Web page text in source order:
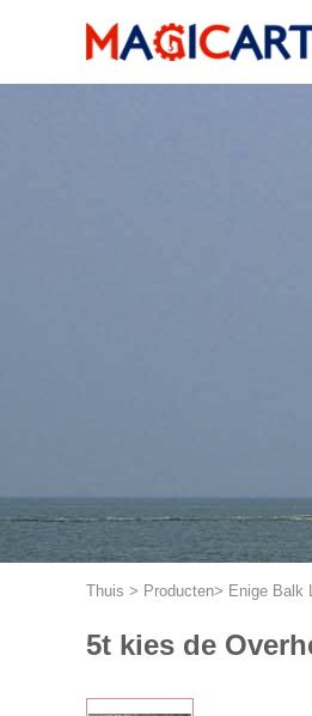
Thuis > Producten> Enige Balk
5t kies de